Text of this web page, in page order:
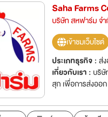
Saha Farms
บริษัท สหฟาร์ม จ
เข้าชมเว็บไซต์
ประเภทธุรกิจ :ส่
เกี่ยวกับเรา :บริษั
สุก เพื่อการส่งออก